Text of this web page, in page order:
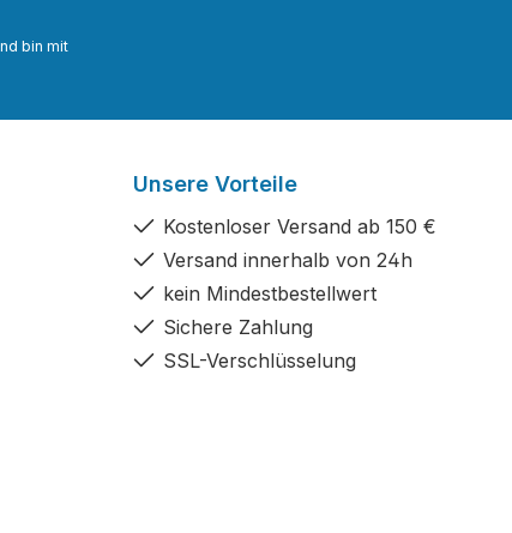
bin mit
Unsere Vorteile
Kostenloser Versand ab 150 €
Versand innerhalb von 24h
kein Mindestbestellwert
Sichere Zahlung
SSL-Verschlüsselung